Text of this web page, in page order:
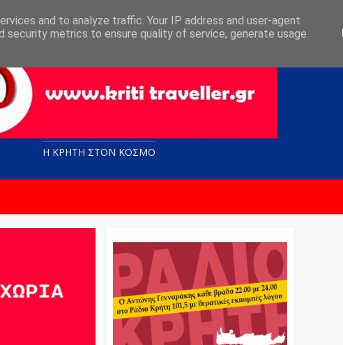
Η ΚΡΗΤΗ ΣΤΟN KOΣΜΟ
and to analyze traffic. Your IP address and user-agent
security metrics to ensure quality of service, generate usage